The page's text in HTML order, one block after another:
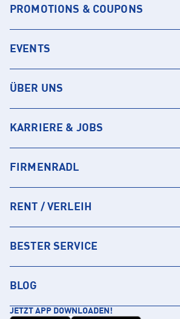
PROMOTIONS & COUPONS
EVENTS
ÜBER UNS
KARRIERE & JOBS
FIRMENRADL
RENT / VERLEIH
BESTER SERVICE
BLOG
JETZT APP DOWNLOADEN!